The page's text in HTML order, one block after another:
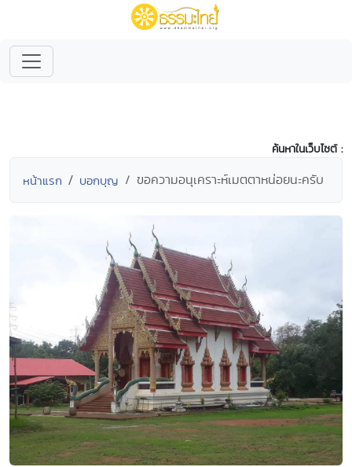
ค้นหาในเว็บไซต์ :
หน้าแรก บอกบุญ ขอความอนุเคราะห์เมตตาหน่อยนะครับ